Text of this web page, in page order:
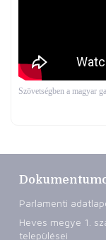
Szövetségben a magyar
Parlamenti
Heves megye 1.
települései